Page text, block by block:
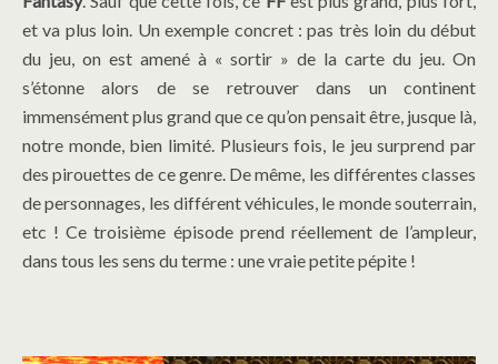
et va plus loin. Un exemple concret : pas très loin du début
du jeu, on est amené à « sortir » de la carte du jeu. On
s’étonne alors de se retrouver dans un continent
immensément plus grand que ce qu’on pensait être, jusque là,
notre monde, bien limité. Plusieurs fois, le jeu surprend par
des pirouettes de ce genre. De même, les différentes classes
de personnages, les différent véhicules, le monde souterrain,
etc ! Ce troisième épisode prend réellement de l’ampleur,
dans tous les sens du terme : une vraie petite pépite !